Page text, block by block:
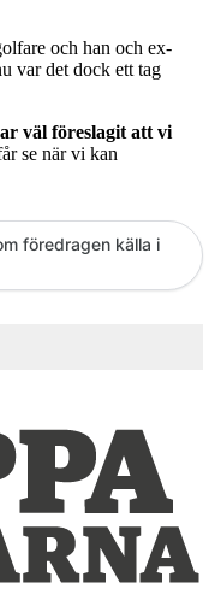
och han och ex-
var det dock ett tag
väl föreslagit att vi
se när vi kan
föredragen källa i